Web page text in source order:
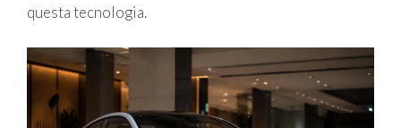
questa tecnologia.